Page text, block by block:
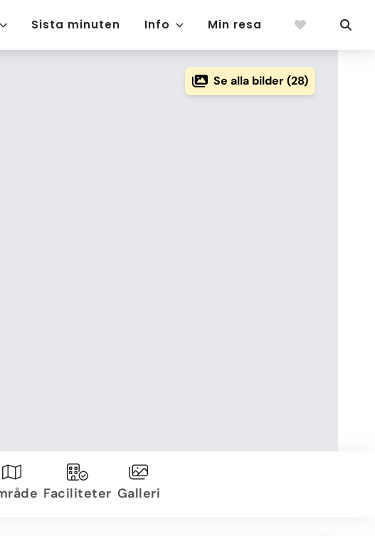
Sista minuten Info Min resa
Se alla bilder (28)
Faciliteter Galleri